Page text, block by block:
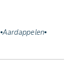
Aardappelen